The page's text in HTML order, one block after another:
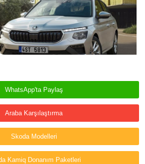
WhatsApp'ta Paylaş
Araba Karşılaştırma
Skoda Modelleri
Kamiq Donanım Paketleri